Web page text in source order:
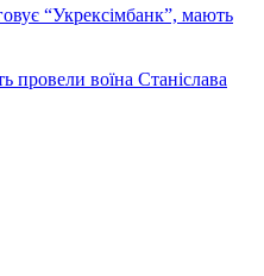
“Укрексімбанк”, мають
провели воїна Станіслава